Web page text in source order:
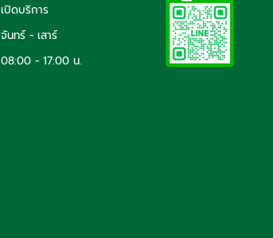
เปิดบริการ
จันทร์ - เสาร์
08:00 - 17:00 น.